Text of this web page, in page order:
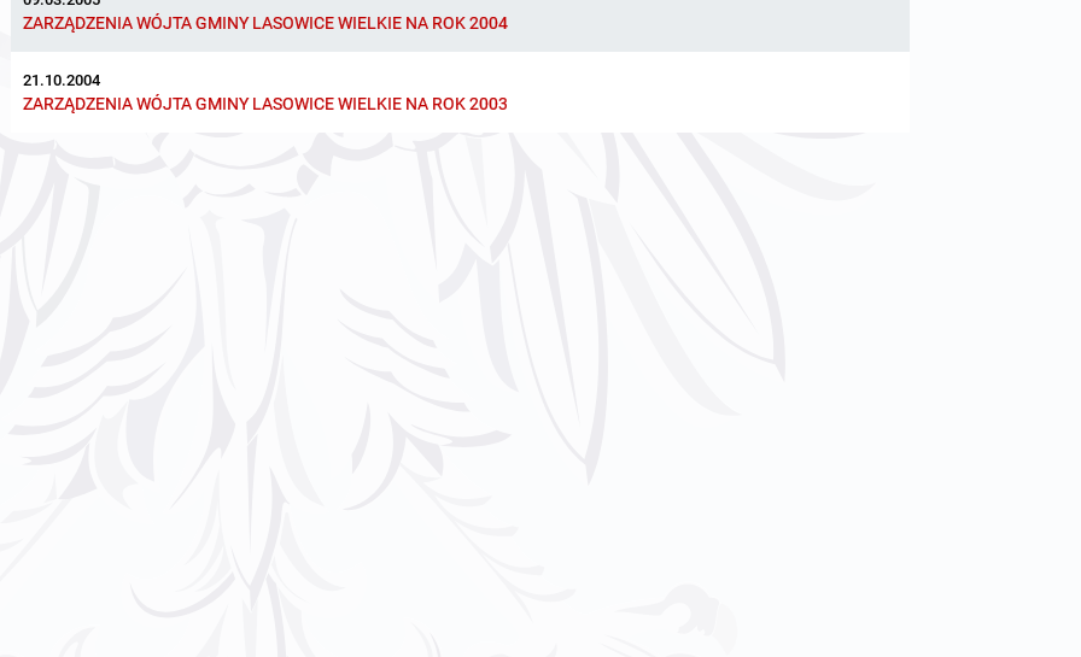
ZARZĄDZENIA WÓJTA GMINY LASOWICE WIELKIE NA ROK 2004
21.10.2004
ZARZĄDZENIA WÓJTA GMINY LASOWICE WIELKIE NA ROK 2003